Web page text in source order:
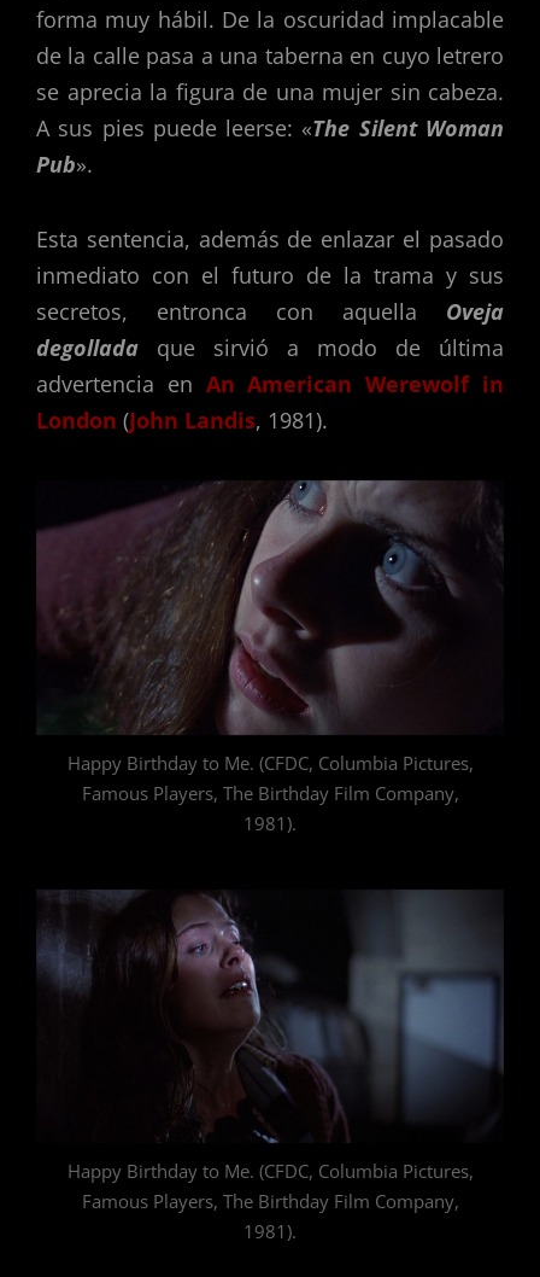
forma muy hábil. De la oscuridad implacable
de la calle pasa a una taberna en cuyo letrero
se aprecia la figura de una mujer sin cabeza.
A sus pies puede leerse: «The Silent Woman
Pub».
Esta sentencia, además de enlazar el pasado
inmediato con el futuro de la trama y sus
secretos, entronca con aquella Oveja
degollada que sirvió a modo de última
advertencia en An American Werewolf in
London (John Landis, 1981).
Happy Birthday to Me. (CFDC, Columbia Pictures,
Famous Players, The Birthday Film Company,
1981).
Happy Birthday to Me. (CFDC, Columbia Pictures,
Famous Players, The Birthday Film Company,
1981).